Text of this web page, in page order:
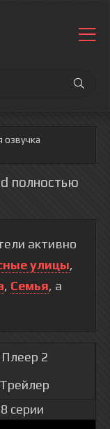
озвучка
полностью
активно
улицы,
, Семья, а
Плеер 2
Трейлер
серии